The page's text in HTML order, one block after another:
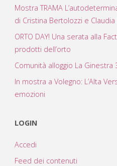
Mostra TRAMA
di Cristina Bertolozzi e
ORTO DAY! Una serata alla
prodotti dell’orto
Comunità alloggio La Ginestra
In mostra a Volegno: L’Alta
emozioni
LOGIN
Accedi
Feed dei contenuti